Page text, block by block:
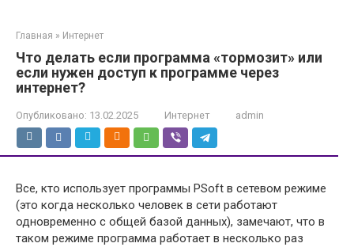
Главная » Интернет
Что делать если программа «тормозит» или
если нужен доступ к программе через
интернет?
Опубликовано: 13.02.2025 Интернет admin
Все, кто использует программы PSoft в сетевом режиме
(это когда несколько человек в сети работают
одновременно с общей базой данных), замечают, что в
таком режиме программа работает в несколько раз